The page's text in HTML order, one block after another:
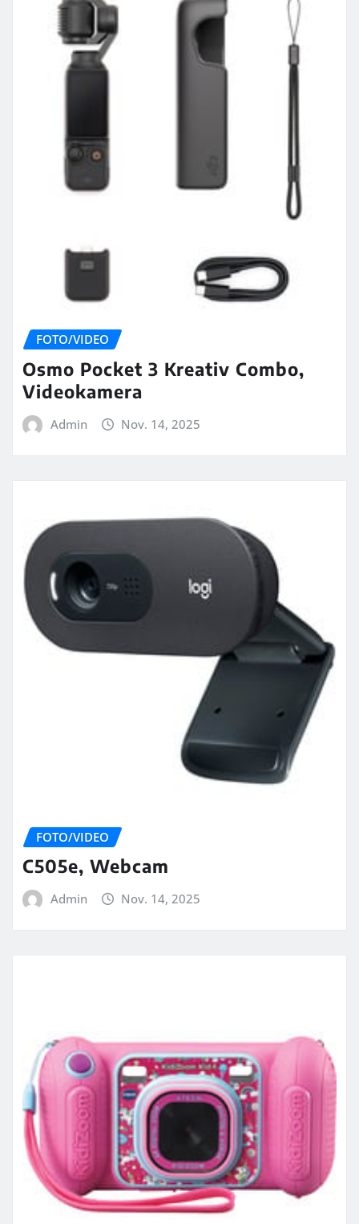
FOTO/VIDEO
Osmo Pocket 3 Kreativ Combo,
Videokamera
Admin Nov. 14, 2025
FOTO/VIDEO
C505e, Webcam
Admin Nov. 14, 2025